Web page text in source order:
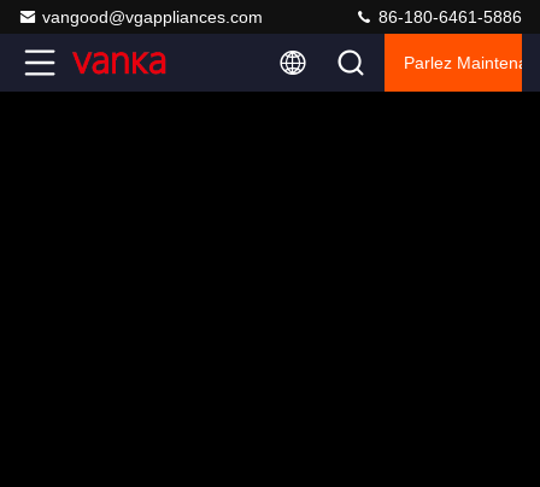
vangood@vgappliances.com 86-180-6461-5886
Parlez